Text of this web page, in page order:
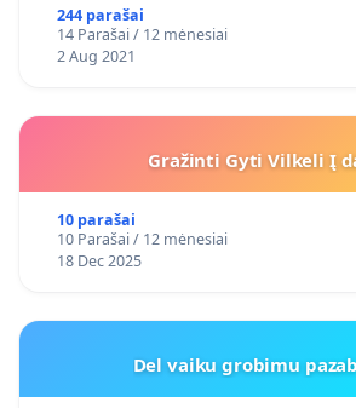
244 parašai
14 Parašai / 12 mėnesiai
2 Aug 2021
Gražinti Gyti Vilkeli Į
10 parašai
10 Parašai / 12 mėnesiai
18 Dec 2025
Del vaiku grobimu